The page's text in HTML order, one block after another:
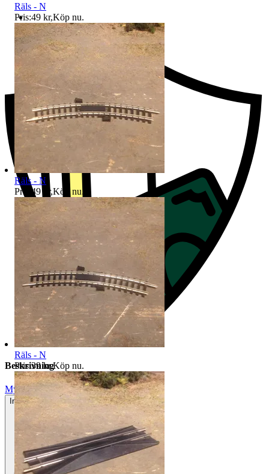
Ersättning om du inte får din vara
Beskrivning
Mycket gott skick
Inga eller minimala tecken på användning
Räls - N
Pris:49 kr,Köp nu.
Räls - N
Pris:
49 kr,Köp nu.
Räls - N
Pris:39 kr,Köp nu.